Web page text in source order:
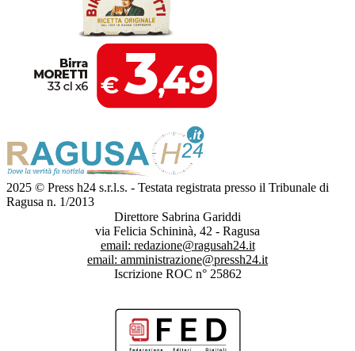
2025 © Press h24 s.r.l.s. - Testata registrata presso il Tribunale di
Ragusa n. 1/2013
Direttore Sabrina Gariddi
via Felicia Schininà, 42 - Ragusa
email: redazione@ragusah24.it
email: amministrazione@pressh24.it
Iscrizione ROC n° 25862